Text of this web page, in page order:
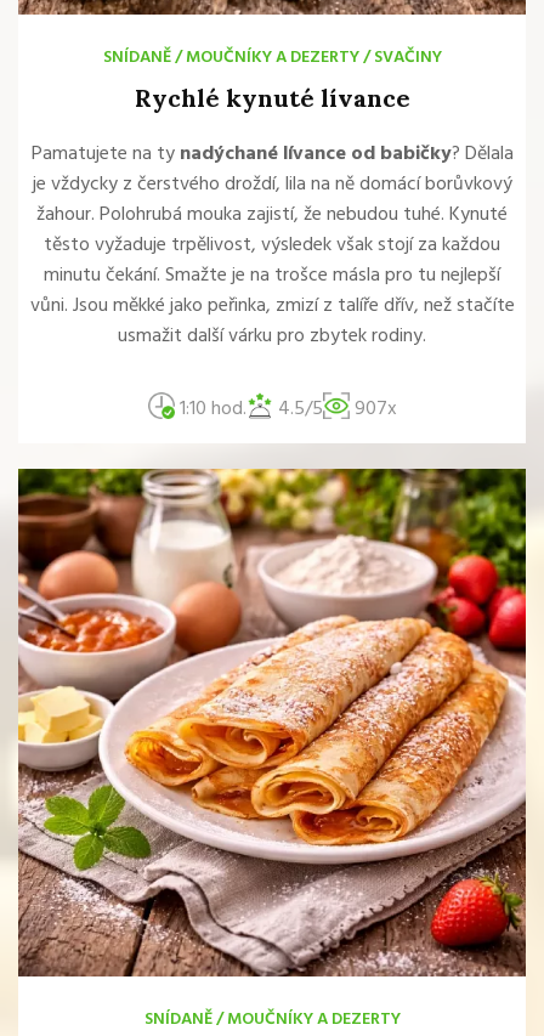
SNÍDANĚ/MOUČNÍKY A DEZERTY/SVAČINY
Rychlé kynuté lívance
Pamatujete na tynadýchané lívance od babičky? Dělala
je vždycky z čerstvého droždí, lila na ně domácí borůvkový
žahour. Polohrubá mouka zajistí, že nebudou tuhé. Kynuté
těsto vyžaduje trpělivost, výsledek však stojí za každou
minutu čekání. Smažte je na trošce másla pro tu nejlepší
vůni. Jsou měkké jako peřinka, zmizí z talíře dřív, než stačíte
usmažit další várku pro zbytek rodiny.
1:10 hod. 4.5/5 907x
SNÍDANĚ/MOUČNÍKY A DEZERTY